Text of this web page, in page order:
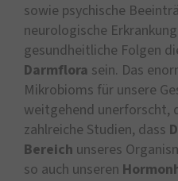
sowie psychische
neurologische
gesundheitliche Folgen
Darmflora sein. Das
Mikrobioms für unsere
weitgehend unerforscht,
zahlreiche Studien, dass
Bereich unseres
so auch unseren